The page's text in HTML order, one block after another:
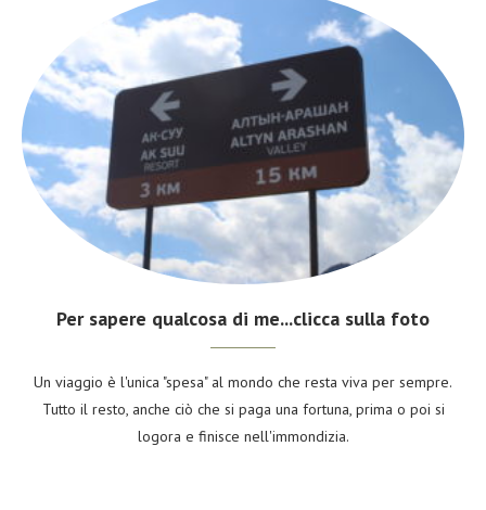
Per sapere qualcosa di me...clicca sulla foto
Un viaggio è l'unica "spesa" al mondo che resta viva per sempre.
Tutto il resto, anche ciò che si paga una fortuna, prima o poi si
logora e finisce nell'immondizia.